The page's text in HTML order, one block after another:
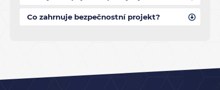
Co zahrnuje bezpečnostní projekt?